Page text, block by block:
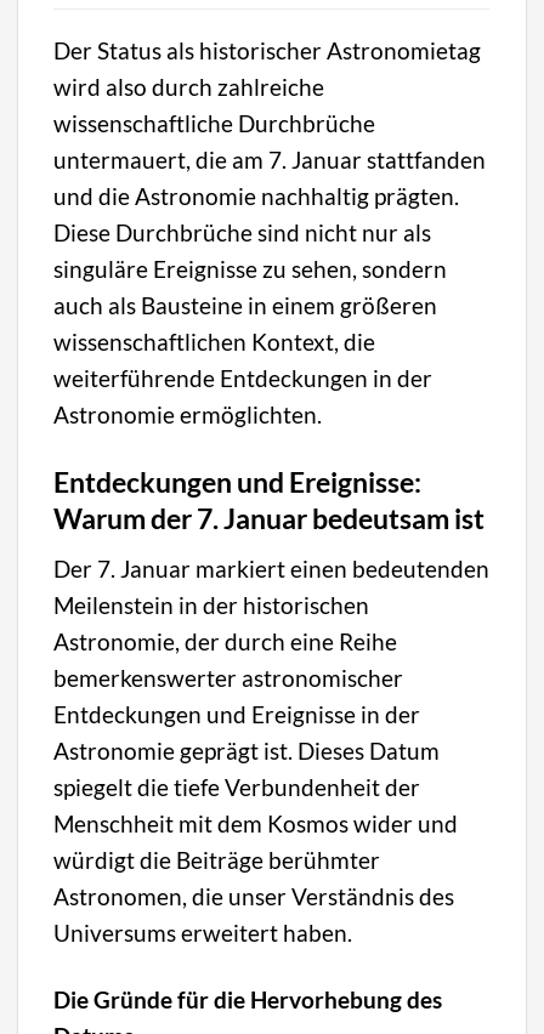
Der Status als historischer Astronomietag
wird also durch zahlreiche
wissenschaftliche Durchbrüche
untermauert, die am 7. Januar stattfanden
und die Astronomie nachhaltig prägten.
Diese Durchbrüche sind nicht nur als
singuläre Ereignisse zu sehen, sondern
auch als Bausteine in einem größeren
wissenschaftlichen Kontext, die
weiterführende Entdeckungen in der
Astronomie ermöglichten.
Entdeckungen und Ereignisse:
Warum der 7. Januar bedeutsam ist
Der 7. Januar markiert einen bedeutenden
Meilenstein in der historischen
Astronomie, der durch eine Reihe
bemerkenswerter astronomischer
Entdeckungen und Ereignisse in der
Astronomie geprägt ist. Dieses Datum
spiegelt die tiefe Verbundenheit der
Menschheit mit dem Kosmos wider und
würdigt die Beiträge berühmter
Astronomen, die unser Verständnis des
Universums erweitert haben.
Die Gründe für die Hervorhebung des